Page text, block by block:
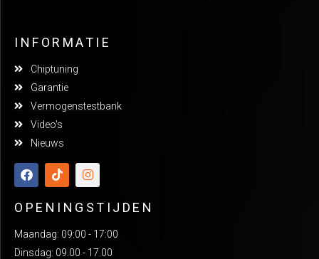
INFORMATIE
Chiptuning
Garantie
Vermogenstestbank
Video's
Nieuws
OPENINGSTIJDEN
Maandag: 09:00 - 17:00
Dinsdag: 09.00 - 17.00